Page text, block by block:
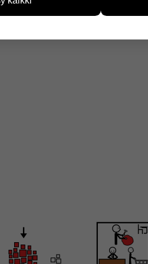
ja siitä, mitä sivuja
kuten nimiä, eikä tietoja
näiden evästeiden käytön.